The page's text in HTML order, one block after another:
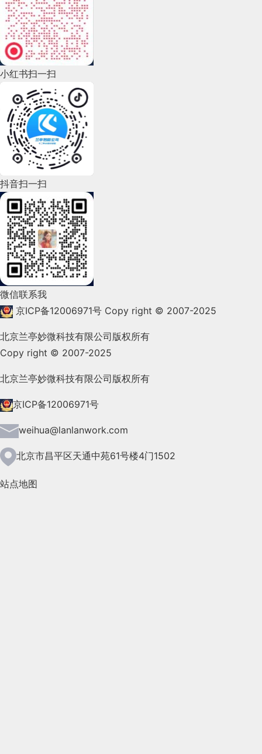
2022年11月(69)
2022年10月(51)
2022年9月(135)
2022年8月(60)
2022年7月(111)
2022年6月(162)
2022年5月(143)
2022年4月(86)
2022年3月(119)
2022年2月(53)
2022年1月(99)
2021年12月(105)
2021年9月(153)
2021年8月(147)
2021年7月(149)
2021年6月(157)
2021年5月(124)
小红书扫一扫
抖音扫一扫
微信联系我
京ICP备12006971号 Copy right © 2007-2025
北京兰亭妙微科技有限公司版权所有
Copy right © 2007-2025
北京兰亭妙微科技有限公司版权所有
京ICP备12006971号
weihua@lanlanwork.com
北京市昌平区天通中苑61号楼4门1502
站点地图